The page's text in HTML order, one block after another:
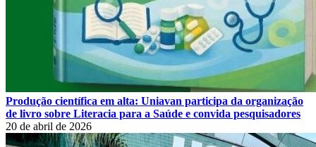
Produção científica em alta: Uniavan participa da organização
de livro sobre Literacia para a Saúde e convida pesquisadores
20 de abril de 2026